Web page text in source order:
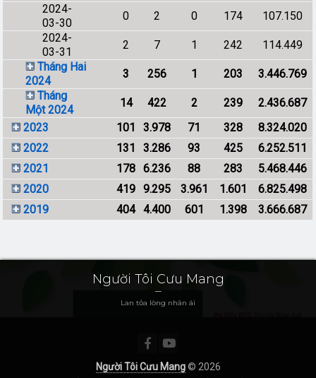
2024-
03-30
0 2 0 174
107.150
2024-
03-31
2 7 1 242
114.449
Tháng Hai
2024
3 256 1 203
3.446.769
Tháng
Một 2024
14 422 2 239
2.436.687
2023
101 3.978 71 328
8.324.020
2022
131 3.286 93 425
6.252.511
2021
178 6.236 88 283
5.468.446
2020
419 9.295 3.961 1.601
6.825.498
2019
404 4.400 601 1.398 3.666.687
Người Tôi Cưu Mang
Lan tỏa lòng nhân ái
Người Tôi Cưu Mang© 2026